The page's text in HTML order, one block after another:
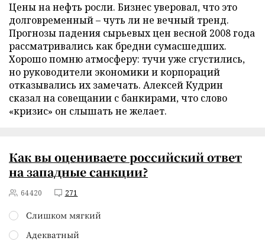
Цены на нефть росли. Бизнес уверовал, что это
долговременный – чуть ли не вечный тренд.
Прогнозы падения сырьевых цен весной 2008 года
рассматривались как бредни сумасшедших.
Хорошо помню атмосферу: тучи уже сгустились,
но руководители экономики и корпораций
отказывались их замечать. Алексей Кудрин
сказал на совещании с банкирами, что слово
«кризис» он слышать не желает.
Как вы оцениваете российский ответ
на западные санкции?
64420 271
Слишком мягкий
Адекватный